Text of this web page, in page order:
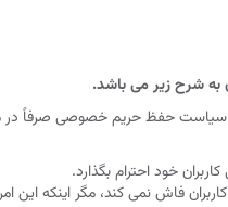
به شرح زیر می باشد.
سیاست حفظ حریم خصوصی صرفاً در
خود احترام بگذارد.
فاش نمی کند، مگر اینکه این